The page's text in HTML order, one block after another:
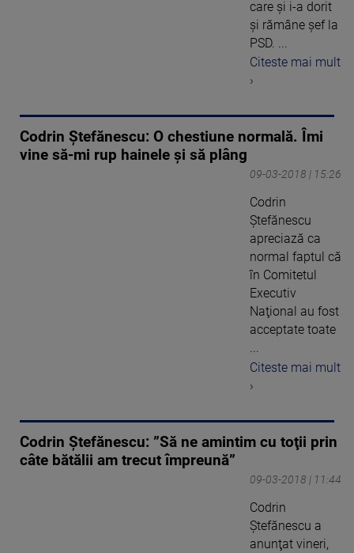
care şi i-a dorit
şi rămâne şef la
PSD. ...
Citeste mai mult
›
Codrin Ştefănescu: O chestiune normală. Îmi
vine să-mi rup hainele şi să plâng
09-03-2018 | 15:26
Codrin
Ştefănescu
apreciază ca
normal faptul că
în Comitetul
Executiv
Naţional au fost
acceptate toate
...
Citeste mai mult
›
Codrin Ştefănescu: ”Să ne amintim cu toţii prin
câte bătălii am trecut împreună”
09-03-2018 | 11:44
Codrin
Ştefănescu a
anunţat vineri,